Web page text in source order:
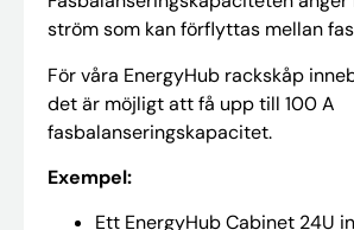
ström som kan förflyttas mellan
För våra EnergyHub rackskåp
det är möjligt att få upp till 100 A
fasbalanseringskapacitet.
Exempel:
Ett EnergyHub Cabinet 24U